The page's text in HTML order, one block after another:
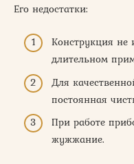
Его недостатки:
Конструкция не
длительном
Для
постоянная
При работе
жужжание.